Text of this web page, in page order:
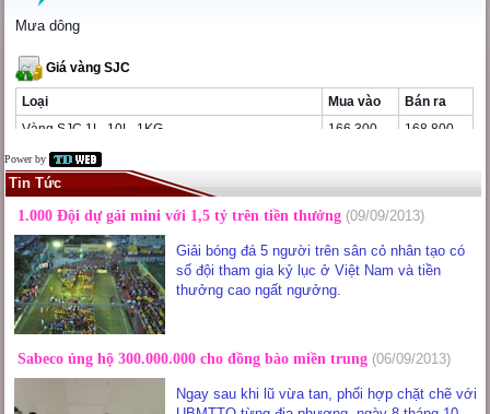
Power by
Tin Tức
1.000 Đội dự gải mini với 1,5 tỷ trên tiền thưởng (09/09/2013)
Giải bóng đá 5 người trên sân cỏ nhân tạo có
số đội tham gia kỷ lục ở Việt Nam và tiền
thưởng cao ngất ngưởng.
Sabeco ủng hộ 300.000.000 cho đồng bào miền trung (06/09/2013)
Ngay sau khi lũ vừa tan, phối hợp chặt chẽ với